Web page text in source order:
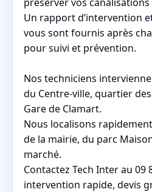
Un rapport d’intervention
vous sont fournis après
pour suivi et prévention.
Nos techniciens
du Centre-ville, quartier
Gare de Clamart.
Nous localisons
de la mairie, du parc
marché.
Contactez Tech Inter au 09
intervention rapide, devis